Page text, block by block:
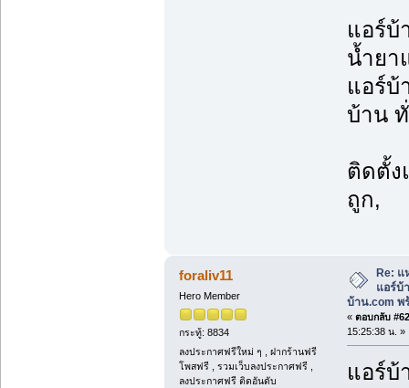
แอร์บ้
น้ำยา
แอร์บ้
บ้าน
ติดตั้ง
ถูก,
foraliv11
Hero Member
กระทู้: 8834
ลงประกาศฟรีใหม่ ๆ , ฝากร้านฟรี
โพสฟรี , รวมเว็บลงประกาศฟรี ,
ลงประกาศฟรี ติดอันดับ
Re: แ
แอร์บ้
บ้าน.com พ
« ตอบกลับ
15:25:38 น. »
แอร์บ้